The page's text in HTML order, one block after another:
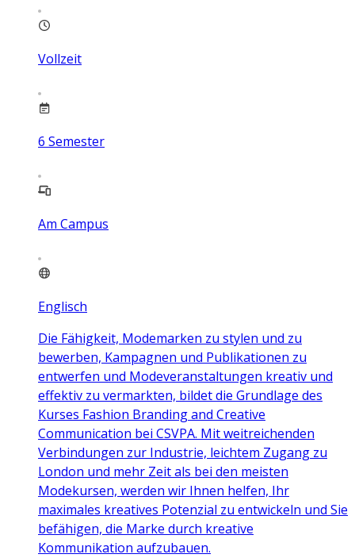
Vollzeit
6 Semester
Am Campus
Englisch
Die Fähigkeit, Modemarken zu stylen und zu
bewerben, Kampagnen und Publikationen zu
entwerfen und Modeveranstaltungen kreativ und
effektiv zu vermarkten, bildet die Grundlage des
Kurses Fashion Branding and Creative
Communication bei CSVPA. Mit weitreichenden
Verbindungen zur Industrie, leichtem Zugang zu
London und mehr Zeit als bei den meisten
Modekursen, werden wir Ihnen helfen, Ihr
maximales kreatives Potenzial zu entwickeln und Sie
befähigen, die Marke durch kreative
Kommunikation aufzubauen.